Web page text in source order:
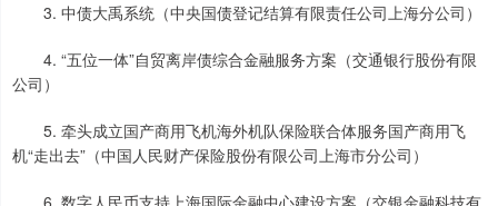
3. 中债大禹系统（中央国债登记结算有限责任公司上海分公司）
4. “五位一体”自贸离岸债综合金融服务方案（交通银行股份有限
公司）
5. 牵头成立国产商用飞机海外机队保险联合体服务国产商用飞
机“走出去”（中国人民财产保险股份有限公司上海市分公司）
6. 数字人民币支持上海国际金融中心建设方案（交银金融科技有